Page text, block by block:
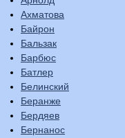
Ахматова
Байрон
Бальзак
Барбюс
Батлер
Белинский
Беранже
Бердяев
Бернанос